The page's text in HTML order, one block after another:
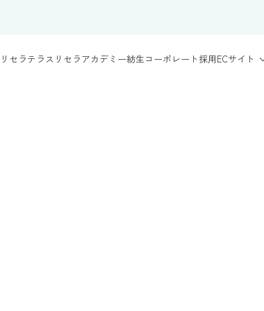
リセラテラス リセラアカデミー紡生コーポレート採用ECサイト